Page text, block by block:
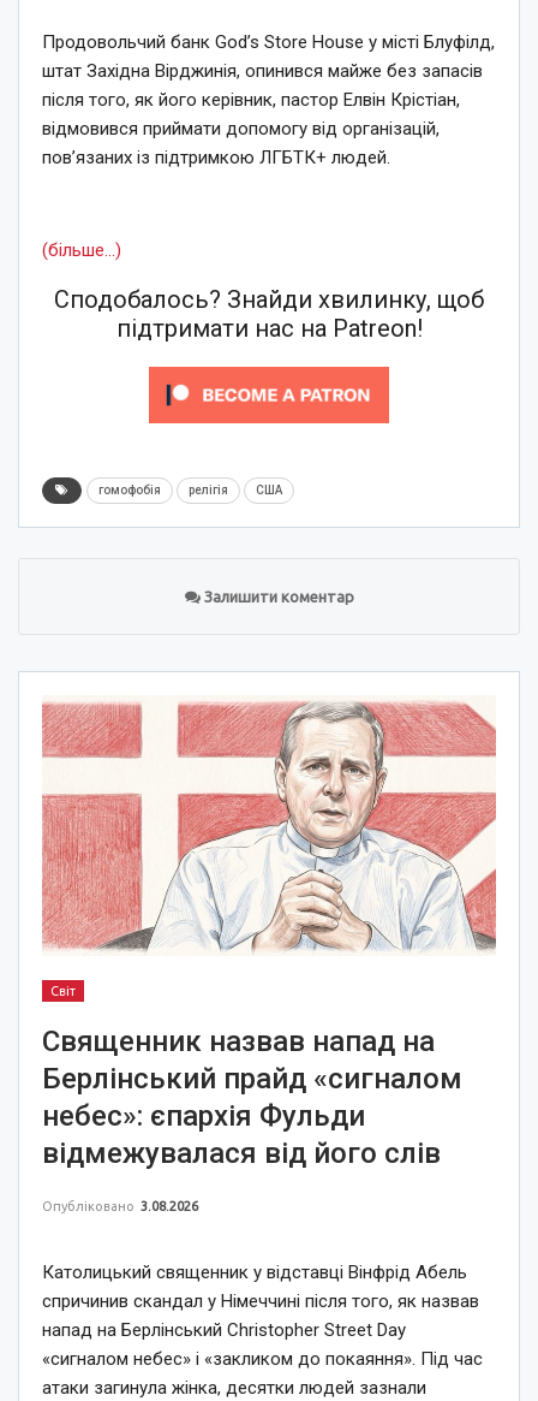
Продовольчий банк God’s Store House у місті Блуфілд,
штат Західна Вірджинія, опинився майже без запасів
після того, як його керівник, пастор Елвін Крістіан,
відмовився приймати допомогу від організацій,
пов’язаних із підтримкою ЛГБТК+ людей.
(більше…)
Сподобалось? Знайди хвилинку, щоб
підтримати нас на Patreon!
гомофобія релігія США
Залишити коментар
Світ
Священник назвав напад на
Берлінський прайд «сигналом
небес»: єпархія Фульди
відмежувалася від його слів
Опубліковано 3.08.2026
Католицький священник у відставці Вінфрід Абель
спричинив скандал у Німеччині після того, як назвав
напад на Берлінський Christopher Street Day
«сигналом небес» і «закликом до покаяння». Під час
атаки загинула жінка, десятки людей зазнали